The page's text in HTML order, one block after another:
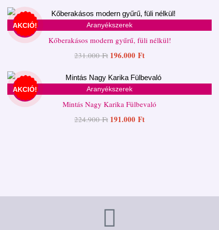
AKCIÓ! Aranyékszerek
Kőberakásos modern gyűrű, füli nélkül!
231.000Ft 196.000 Ft
AKCIÓ! Aranyékszerek
Mintás Nagy Karika Fülbevaló
224.900Ft 191.000 Ft